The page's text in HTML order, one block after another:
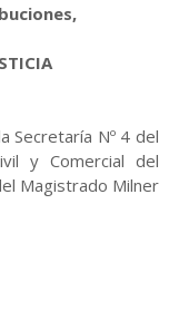
Secretaría Nº 4 del
y Comercial del
Magistrado Milner